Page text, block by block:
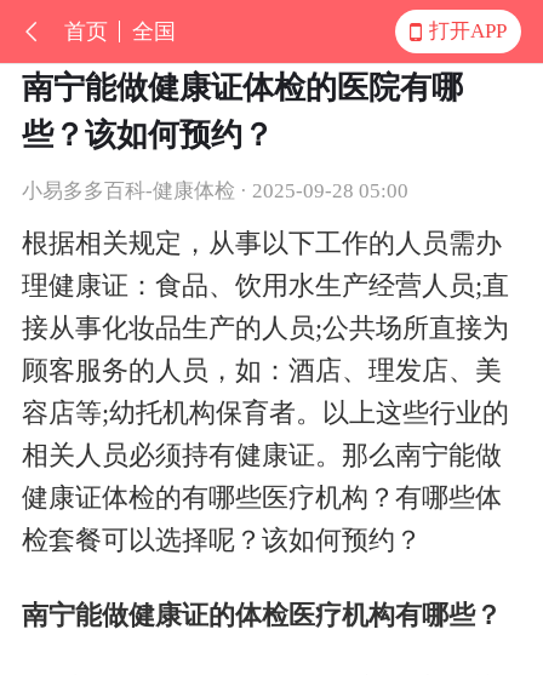
首页 全国 打开APP
南宁能做健康证体检的医院有哪
些？该如何预约？
小易多多百科-健康体检 · 2025-09-28 05:00
根据相关规定，从事以下工作的人员需办
理健康证：食品、饮用水生产经营人员;直
接从事化妆品生产的人员;公共场所直接为
顾客服务的人员，如：酒店、理发店、美
容店等;幼托机构保育者。以上这些行业的
相关人员必须持有健康证。那么南宁能做
健康证体检的有哪些医疗机构？有哪些体
检套餐可以选择呢？该如何预约？
南宁能做健康证的体检医疗机构有哪些？